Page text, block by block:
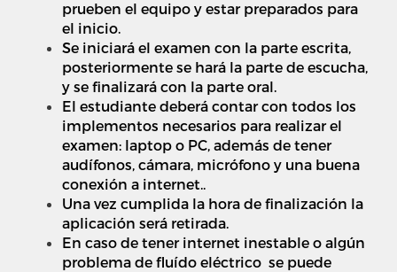
prueben el equipo y estar preparados para
el inicio.
Se iniciará el examen con la parte escrita,
posteriormente se hará la parte de escucha,
y se finalizará con la parte oral.
El estudiante deberá contar con todos los
implementos necesarios para realizar el
examen: laptop o PC, además de tener
audífonos, cámara, micrófono y una buena
conexión a internet..
Una vez cumplida la hora de finalización la
aplicación será retirada.
En caso de tener internet inestable o algún
problema de fluído eléctrico se puede